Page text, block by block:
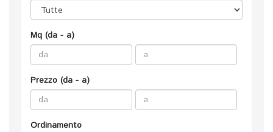
Mq (da - a)
Prezzo (da - a)
Ordinamento